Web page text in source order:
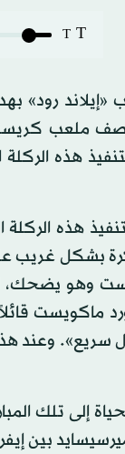
T
T
«إيلاند رود»
في نصف ملعب
هذه الركلة
هذه الركلة
بشكل غريب
وهو
ورد ماكويست
سريع». وعند
إلى تلك
بين